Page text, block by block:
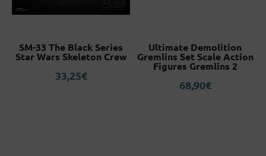
SM-33 The Black Series
Star Wars Skeleton Crew
33,25€
Ultimate Demolition
Gremlins Set Scale Action
Figures Gremlins 2
68,90€